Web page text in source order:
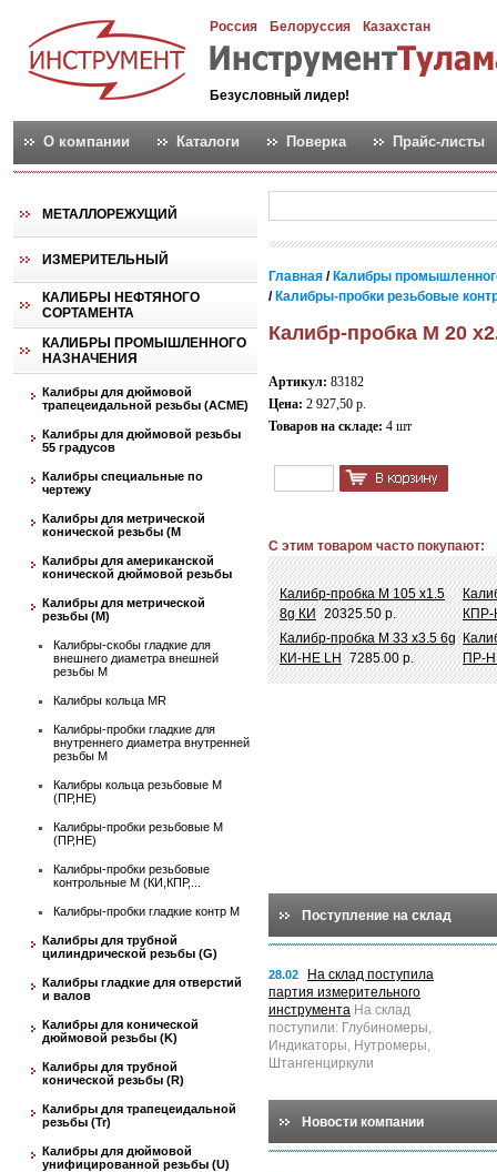
Россия Белоруссия Казахстан
Безусловный лидер!
О компании Каталоги Поверка Прайс-листы
МЕТАЛЛОРЕЖУЩИЙ
ИЗМЕРИТЕЛЬНЫЙ
КАЛИБРЫ НЕФТЯНОГО
СОРТАМЕНТА
КАЛИБРЫ ПРОМЫШЛЕННОГО
НАЗНАЧЕНИЯ
Калибры для дюймовой
трапецеидальной резьбы (АСМЕ)
Калибры для дюймовой резьбы
55 градусов
Калибры специальные по
чертежу
Калибры для метрической
конической резьбы (М
Калибры для американской
конической дюймовой резьбы
Калибры для метрической
резьбы (М)
Калибры-скобы гладкие для
внешнего диаметра внешней
резьбы М
Калибры кольца MR
Калибры-пробки гладкие для
внутреннего диаметра внутренней
резьбы М
Калибры кольца резьбовые М
(ПР,НЕ)
Калибры-пробки резьбовые М
(ПР,НЕ)
Калибры-пробки резьбовые
контрольные М (КИ,КПР,...
Калибры-пробки гладкие контр М
Калибры для трубной
цилиндрической резьбы (G)
Калибры гладкие для отверстий
и валов
Калибры для конической
дюймовой резьбы (K)
Калибры для трубной
конической резьбы (R)
Калибры для трапецеидальной
резьбы (Tr)
Калибры для дюймовой
унифицированной резьбы (U)
Главная / Калибры
/ Калибры-пробки резьбовые
Калибр-пробка М 20
Артикул: 83182
Цена: 2 927,50 р.
Товаров на складе: 4 шт
С этим товаром часто покупают:
Калибр-пробка М 105 х1.5
8g КИ 20325.50 р.
КПР-
Калибр-пробка М 33 х3.5 6g
КИ-НЕ LH 7285.00 р.
ПР-
Поступление на склад
28.02
На склад поступила
партия измерительного
инструмента На склад
поступили: Глубиномеры,
Индикаторы, Нутромеры,
Штангенциркули
Новости компании